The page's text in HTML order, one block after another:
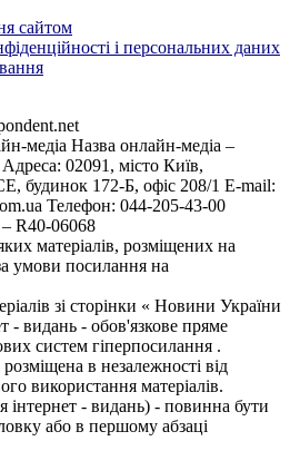
сайтом
і персональних даних
медіа Назва онлайн-медіа –
02091, місто Київ,
172-Б, офіс 208/1 E-mail:
Телефон: 044-205-43-00
– R40-06068
матеріалів, розміщених на
умови посилання на
зі сторінки « Новини України
- видань - обов'язкове пряме
систем гіперпосилання .
в незалежності від
використання матеріалів.
інтернет - видань) - повинна бути
або в першому абзаці